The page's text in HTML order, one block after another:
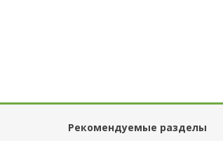
Рекомендуемые разделы